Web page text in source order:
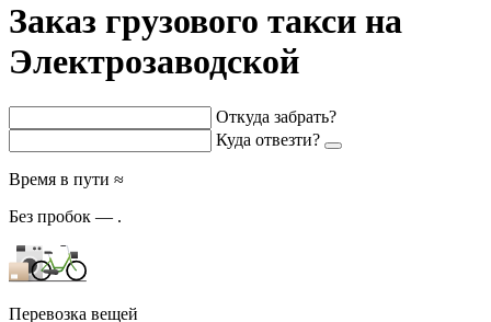
Заказ грузового такси на
Электрозаводской
Откуда забрать?
Куда отвезти?
Время в пути ≈
Без пробок — .
Перевозка вещей